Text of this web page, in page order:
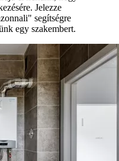
Jelezze
segítségre
egy szakembert.